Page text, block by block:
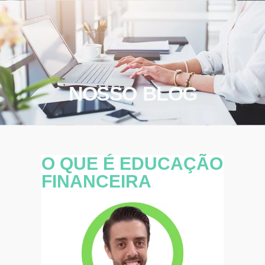
NOSSO BLOG
O QUE É EDUCAÇÃO
FINANCEIRA